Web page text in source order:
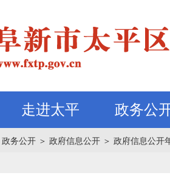
走进太平 政务公
政务公开 ＞ 政府信息公开 ＞ 政府信息公开